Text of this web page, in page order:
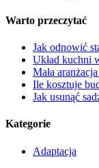
Warto przeczytać
Jak odnowić
Układ kuchni
Mała
Ile kosztuje
Jak usunąć
Kategorie
Adaptacja